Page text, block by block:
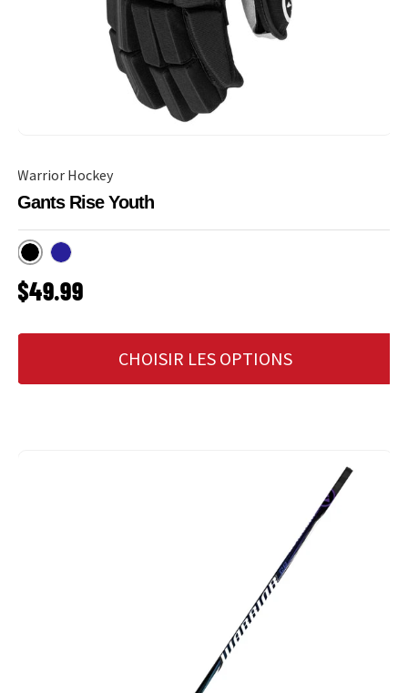
Warrior Hockey
Gants Rise Youth
Noir Marine
PRIX HABITUEL
$49.99
CHOISIR LES OPTIONS